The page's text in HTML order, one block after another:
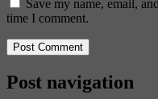
Save my name, email,
time I comment.
Post navigation